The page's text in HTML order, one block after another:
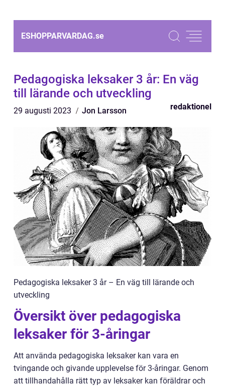
ESHOPPARVARDAG.se
Pedagogiska leksaker 3 år: En väg
till lärande och utveckling
29 augusti 2023 Jon Larsson redaktionel
Pedagogiska leksaker 3 år – En väg till lärande och
utveckling
Översikt över pedagogiska
leksaker för 3-åringar
Att använda pedagogiska leksaker kan vara en
tvingande och givande upplevelse för 3-åringar. Genom
att tillhandahålla rätt typ av leksaker kan föräldrar och